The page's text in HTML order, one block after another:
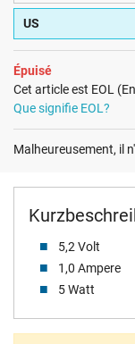
5,2 Volt
1,0 Ampere
5 Watt
US
Épuisé
Cet article est EOL
Que signifie EOL?
Malheureusement, il